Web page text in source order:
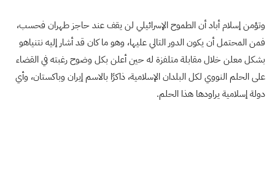
وتؤمن إسلام أباد أن الطموح الإسرائيلي لن يقف عند حاجز طهران فحسب،
فمن المحتمل أن يكون الدور التالي عليها، وهو ما كان قد أشار إليه نتنياهو
بشكل معلن خلال مقابلة متلفزة له حين أعلن بكل وضوح رغبته في القضاء
على الحلم النووي لكل البلدان الإسلامية، ذاكرًا بالاسم إيران وباكستان، وأي
دولة إسلامية يراودها هذا الحلم.